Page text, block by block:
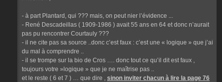
- à part Plantard, qui ??? mais, on peut nier l’évidence ...
- René Descadeillas ( 1909-1986 ) avait 55 ans en 64 et donc n’aurait
pas pu rencontrer Courtauly ???
- il ne cite pas sa source ..donc c’est faux : c’est une « logique » que j’ai
du mal à comprendre ..
- il se trompe sur la bio de Cros …. donc tout ce qu’il dit est faux ,
toujours votre »logique » que je ne maîtrise pas ..
et le reste ( 6 et 7 ) … que dire , sinon inviter chacun à lire la page 76